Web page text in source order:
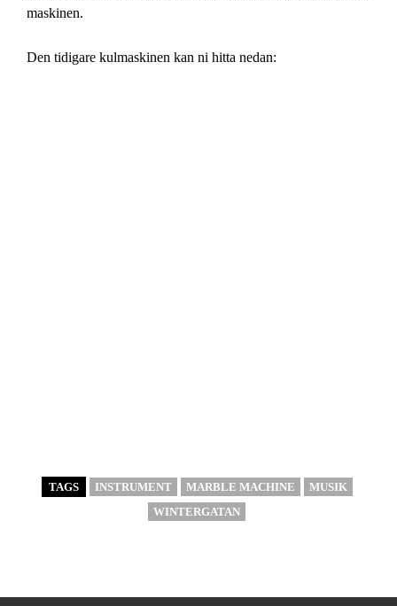
maskinen.
Den tidigare kulmaskinen kan ni hitta nedan:
TAGS INSTRUMENT MARBLE MACHINE
MUSIK
WINTERGATAN